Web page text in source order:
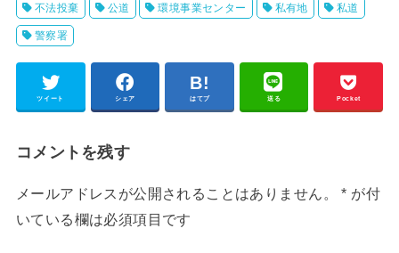
不法投棄 公道 環境事業センター 私有地 私道
警察署
ツイート シェア はてブ 送る Pocket
コメントを残す
メールアドレスが公開されることはありません。 * が付
いている欄は必須項目です